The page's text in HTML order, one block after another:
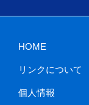
HOME
リンクについて
個人情報